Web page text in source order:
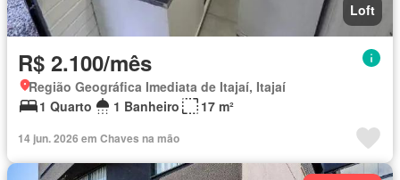
Loft
R$ 2.100/mês
Região Geográfica Imediata de Itajaí, Itajaí
1 Quarto
1 Banheiro 17 m²
14 jun. 2026 em Chaves na mão